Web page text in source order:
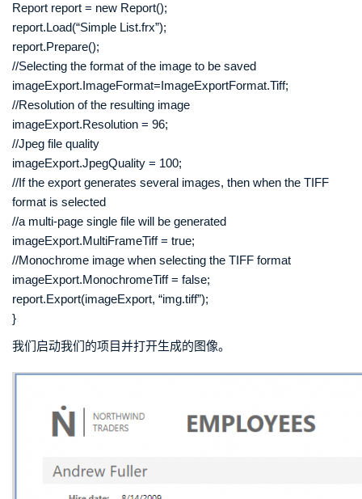
Report report = new Report();
report.Load(“Simple List.frx”);
report.Prepare();
//Selecting the format of the image to be saved
imageExport.ImageFormat=ImageExportFormat.Tiff;
//Resolution of the resulting image
imageExport.Resolution = 96;
//Jpeg file quality
imageExport.JpegQuality = 100;
//If the export generates several images, then when the TIFF
format is selected
//a multi-page single file will be generated
imageExport.MultiFrameTiff = true;
//Monochrome image when selecting the TIFF format
imageExport.MonochromeTiff = false;
report.Export(imageExport, “img.tiff”);
}
我们启动我们的项目并打开生成的图像。